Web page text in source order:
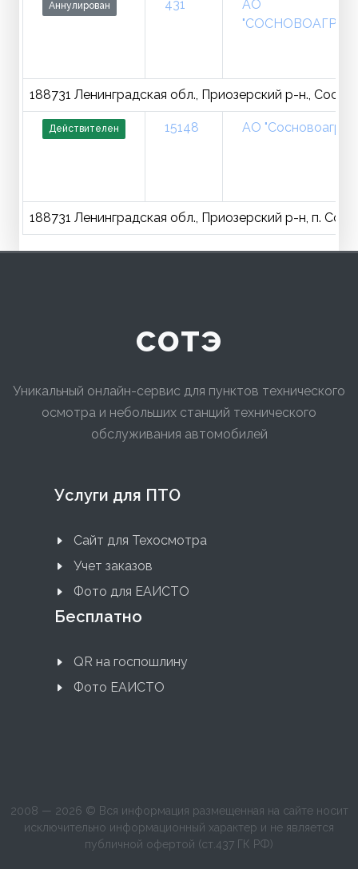
Аннулирован 431
АО
188731 Ленинградская обл., Приозерский р-н.,
Действителен 15148 АО
188731 Ленинградская обл., Приозерский р-н, п.
сотэ
Уникальный онлайн-сервис для пунктов технического
осмотра и небольших станций технического
обслуживания автомобилей
Услуги для ПТО
Сайт для Техосмотра
Учет заказов
Фото для ЕАИСТО
Бесплатно
QR на госпошлину
Фото ЕАИСТО
2008 — 2026 © Вся информация размещенная на сайте носит
исключительно информационный характер и не является
публичной офертой (ст.437 ГК РФ)